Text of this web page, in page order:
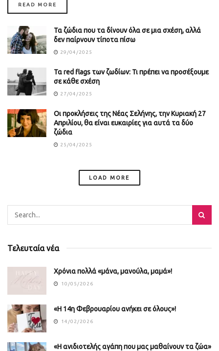
READ MORE
Τα ζώδια που τα δίνουν όλα σε μια σχέση, αλλά
δεν παίρνουν τίποτα πίσω
29/04/2025
Τα red flags των ζωδίων: Τι πρέπει να προσέξουμε
σε κάθε σχέση
27/04/2025
Οι προκλήσεις της Νέας Σελήνης, την Κυριακή 27
Απριλίου, θα είναι ευκαιρίες για αυτά τα δύο
ζώδια
25/04/2025
LOAD MORE
Τελευταία νέα
Χρόνια πολλά «μάνα, μανούλα, μαμά»!
10/05/2026
«Η 14η Φεβρουαρίου ανήκει σε όλους»!
14/02/2026
«Η ανιδιοτελής αγάπη που μας μαθαίνουν τα ζώα»